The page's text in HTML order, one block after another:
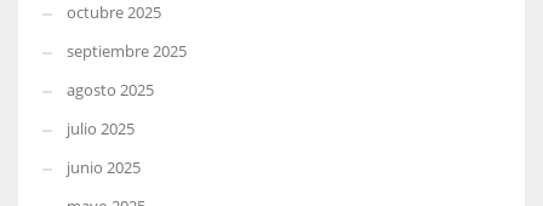
octubre 2025
septiembre 2025
agosto 2025
julio 2025
junio 2025